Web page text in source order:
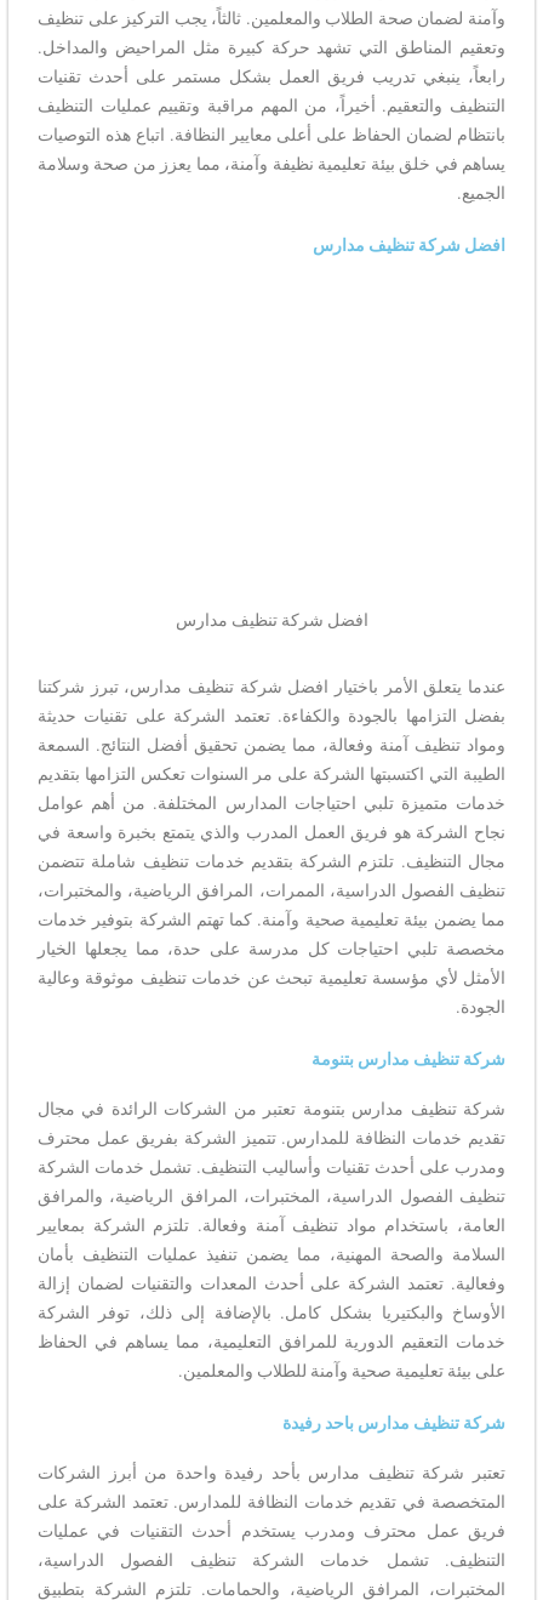
وآمنة لضمان صحة الطلاب والمعلمين. ثالثاً، يجب التركيز على تنظيف
وتعقيم المناطق التي تشهد حركة كبيرة مثل المراحيض والمداخل.
رابعاً، ينبغي تدريب فريق العمل بشكل مستمر على أحدث تقنيات
التنظيف والتعقيم. أخيراً، من المهم مراقبة وتقييم عمليات التنظيف
بانتظام لضمان الحفاظ على أعلى معايير النظافة. اتباع هذه التوصيات
يساهم في خلق بيئة تعليمية نظيفة وآمنة، مما يعزز من صحة وسلامة
الجميع.
افضل شركة تنظيف مدارس
افضل شركة تنظيف مدارس
عندما يتعلق الأمر باختيار افضل شركة تنظيف مدارس، تبرز شركتنا
بفضل التزامها بالجودة والكفاءة. تعتمد الشركة على تقنيات حديثة
ومواد تنظيف آمنة وفعالة، مما يضمن تحقيق أفضل النتائج. السمعة
الطيبة التي اكتسبتها الشركة على مر السنوات تعكس التزامها بتقديم
خدمات متميزة تلبي احتياجات المدارس المختلفة. من أهم عوامل
نجاح الشركة هو فريق العمل المدرب والذي يتمتع بخبرة واسعة في
مجال التنظيف. تلتزم الشركة بتقديم خدمات تنظيف شاملة تتضمن
تنظيف الفصول الدراسية، الممرات، المرافق الرياضية، والمختبرات،
مما يضمن بيئة تعليمية صحية وآمنة. كما تهتم الشركة بتوفير خدمات
مخصصة تلبي احتياجات كل مدرسة على حدة، مما يجعلها الخيار
الأمثل لأي مؤسسة تعليمية تبحث عن خدمات تنظيف موثوقة وعالية
الجودة.
شركة تنظيف مدارس بتنومة
شركة تنظيف مدارس بتنومة تعتبر من الشركات الرائدة في مجال
تقديم خدمات النظافة للمدارس. تتميز الشركة بفريق عمل محترف
ومدرب على أحدث تقنيات وأساليب التنظيف. تشمل خدمات الشركة
تنظيف الفصول الدراسية، المختبرات، المرافق الرياضية، والمرافق
العامة، باستخدام مواد تنظيف آمنة وفعالة. تلتزم الشركة بمعايير
السلامة والصحة المهنية، مما يضمن تنفيذ عمليات التنظيف بأمان
وفعالية. تعتمد الشركة على أحدث المعدات والتقنيات لضمان إزالة
الأوساخ والبكتيريا بشكل كامل. بالإضافة إلى ذلك، توفر الشركة
خدمات التعقيم الدورية للمرافق التعليمية، مما يساهم في الحفاظ
على بيئة تعليمية صحية وآمنة للطلاب والمعلمين.
شركة تنظيف مدارس باحد رفيدة
تعتبر شركة تنظيف مدارس بأحد رفيدة واحدة من أبرز الشركات
المتخصصة في تقديم خدمات النظافة للمدارس. تعتمد الشركة على
فريق عمل محترف ومدرب يستخدم أحدث التقنيات في عمليات
التنظيف. تشمل خدمات الشركة تنظيف الفصول الدراسية،
المختبرات، المرافق الرياضية، والحمامات. تلتزم الشركة بتطبيق